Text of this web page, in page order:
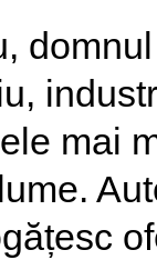
mai